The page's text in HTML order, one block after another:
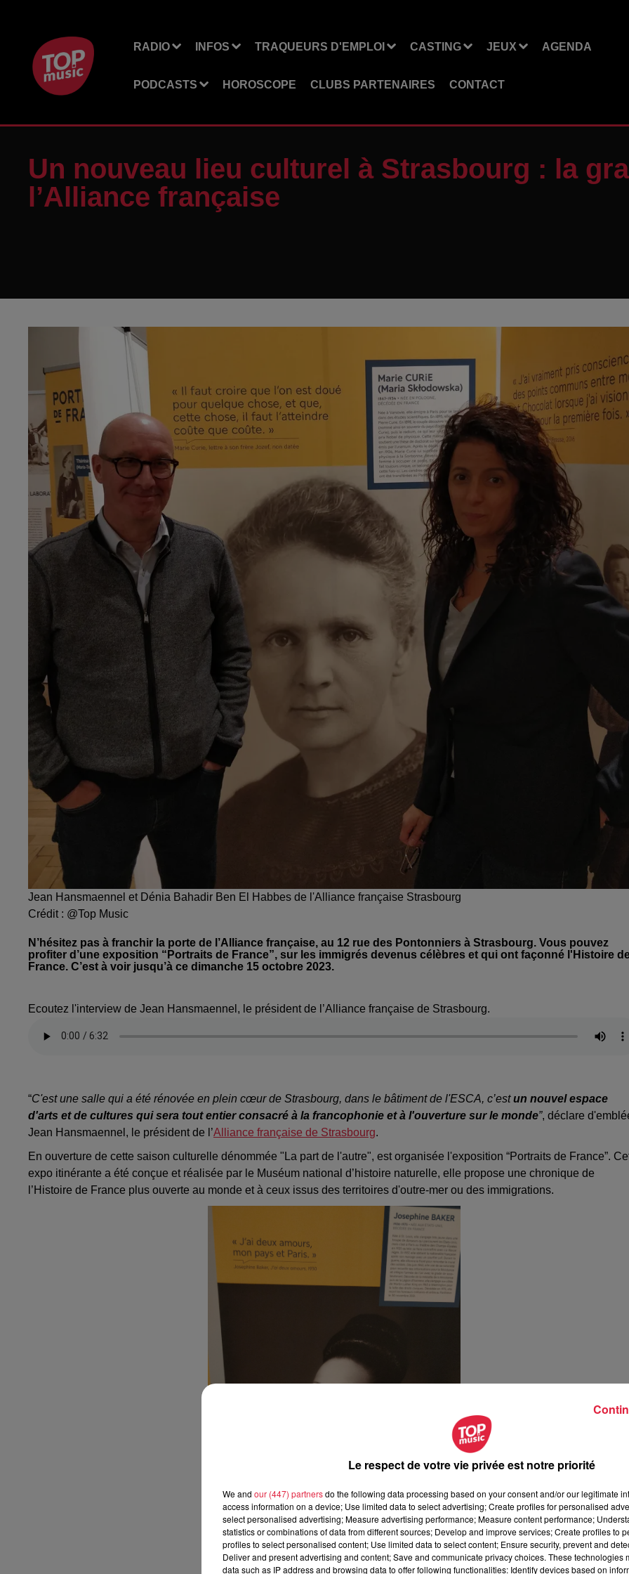
RADIO INFOS TRAQUEURS D'EMPLOI CASTING JEUX AGENDA
PODCASTS HOROSCOPE CLUBS PARTENAIRES CONTACT
Un nouveau lieu culturel à Strasbourg : la
l’Alliance française
Jean Hansmaennel et Dénia Bahadir Ben El Habbes de l'Alliance française Strasbourg
Crédit : @Top Music
N’hésitez pas à franchir la porte de l’Alliance française, au 12 rue des Pontonniers à Strasbourg. Vous pouvez
profiter d’une exposition “Portraits de France”, sur les immigrés devenus célèbres et qui ont façonné l'Histoire
France. C’est à voir jusqu’à ce dimanche 15 octobre 2023.
Ecoutez l'interview de Jean Hansmaennel, le président de l’Alliance française de Strasbourg.
“C'est une salle qui a été rénovée en plein cœur de Strasbourg, dans le bâtiment de l'ESCA, c’estun nouvel espace
d'arts et de cultures qui sera tout entier consacré à la francophonie et à l'ouverture sur le monde”, déclare
Jean Hansmaennel, le président de l’Alliance française de Strasbourg.
En ouverture de cette saison culturelle dénommée "La part de l'autre", est organisée l'exposition “Portraits de France”.
expo itinérante a été conçue et réalisée par le Muséum national d’histoire naturelle, elle propose une chronique de
l’Histoire de France plus ouverte au monde et à ceux issus des territoires d'outre-mer ou des immigrations.
Le respect de votre vie privée est notre priorité
We and our (447) partnersdo the following data processing based on your consent and/or our legitimate
access information on a device; Use limited data to select advertising; Create profiles for personalised
select personalised advertising; Measure advertising performance; Measure content performance;
statistics or combinations of data from different sources; Develop and improve services; Create profiles to
profiles to select personalised content; Use limited data to select content; Ensure security, prevent and
Deliver and present advertising and content; Save and communicate privacy choices. These technologies
data such as IP address and browsing data to offer following functionalities: Identify devices based on